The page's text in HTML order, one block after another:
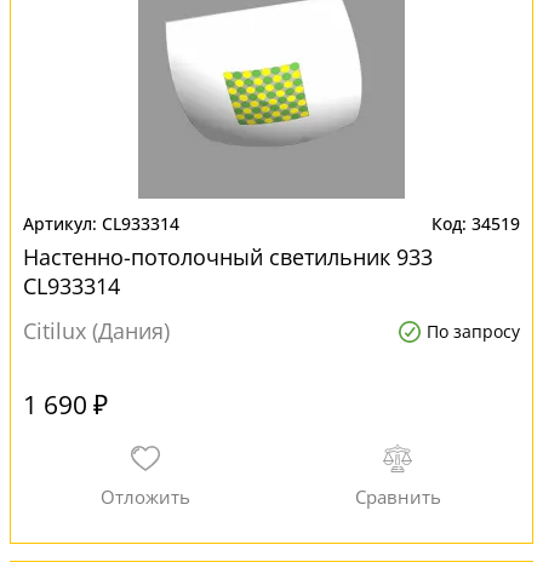
CL933314 34519
Настенно-потолочный светильник 933
CL933314
Citilux (Дания)
По запросу
1 690 ₽